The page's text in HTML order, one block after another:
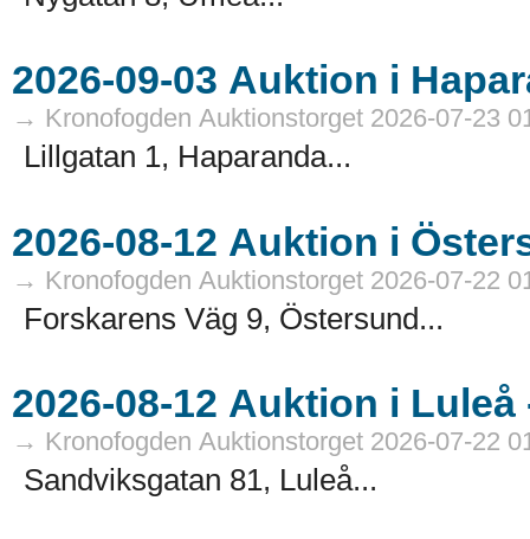
→ Kronofogden Auktionstorget 2026-07-23
Lillgatan 1, Haparanda...
→ Kronofogden Auktionstorget 2026-07-22
Forskarens Väg 9, Östersund...
→ Kronofogden Auktionstorget 2026-07-22
Sandviksgatan 81, Luleå...